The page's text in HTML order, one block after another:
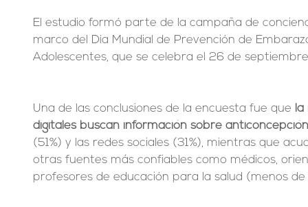
El estudio formó parte de la campaña de
marco del Día Mundial de Prevención de
Adolescentes, que se celebra el 26 de
Una de las conclusiones de la encuesta fue que
digitales buscan información sobre
(51%) y las redes sociales (31%), mientras que
otras fuentes más confiables como médicos,
profesores de educación para la salud (menos de